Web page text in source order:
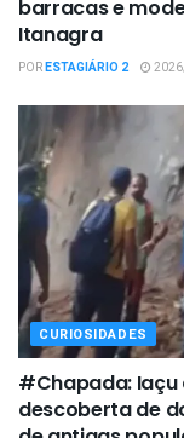
barracas e
Itanagra
PORESTAGIÁRIO 2
CURIOSIDADES
#Chapada:
descoberta de